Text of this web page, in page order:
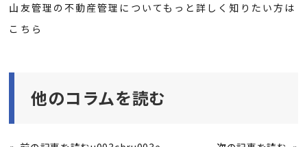
山友管理の不動産管理についてもっと詳しく知りたい方は
こちら
他のコラムを読む